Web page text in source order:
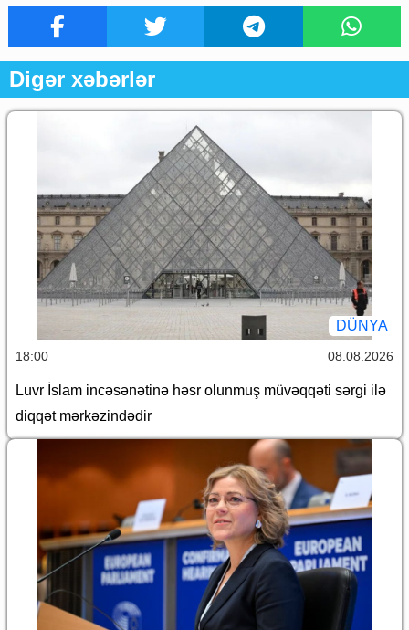
Digər xəbərlər
DÜNYA
18:00 08.08.2026
Luvr İslam incəsənətinə həsr olunmuş müvəqqəti sərgi ilə
diqqət mərkəzindədir